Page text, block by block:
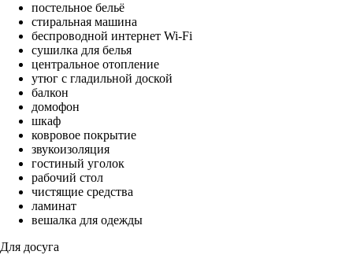
постельное бельё
стиральная машина
беспроводной интернет Wi-Fi
сушилка для белья
центральное отопление
утюг с гладильной доской
балкон
домофон
шкаф
ковровое покрытие
звукоизоляция
гостиный уголок
рабочий стол
чистящие средства
ламинат
вешалка для одежды
Для досуга